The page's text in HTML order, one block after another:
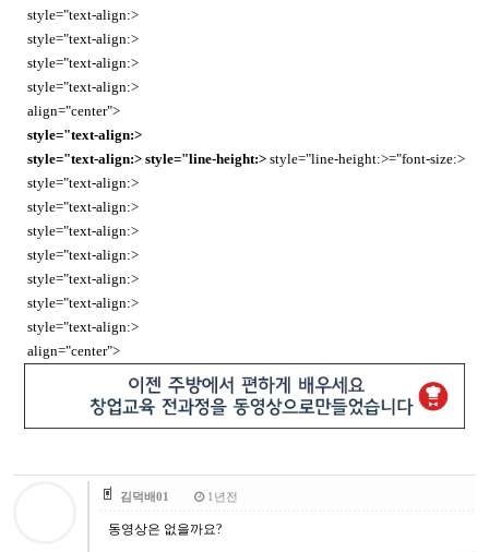
style="text-align:>
style="text-align:>
style="text-align:>
style="text-align:>
align="center">
style="text-align:>
style="text-align:> style="line-height:> style="line-height:>="font-size:>
style="text-align:>
style="text-align:>
style="text-align:>
style="text-align:>
style="text-align:>
style="text-align:>
style="text-align:>
align="center">
김덕배01 1년전
동영상은 없을까요?